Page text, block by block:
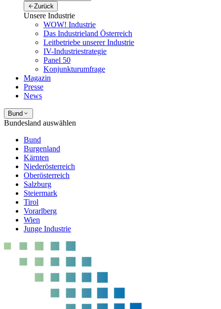
Zurück
Unsere Industrie
WOW! Industrie
Das Industrieland Österreich
Leitbetriebe unserer Industrie
IV-Industriestrategie
Panel 50
Konjunkturumfrage
Magazin
Presse
News
Bund
Bundesland auswählen
Bund
Burgenland
Kärnten
Niederösterreich
Oberösterreich
Salzburg
Steiermark
Tirol
Vorarlberg
Wien
Junge Industrie